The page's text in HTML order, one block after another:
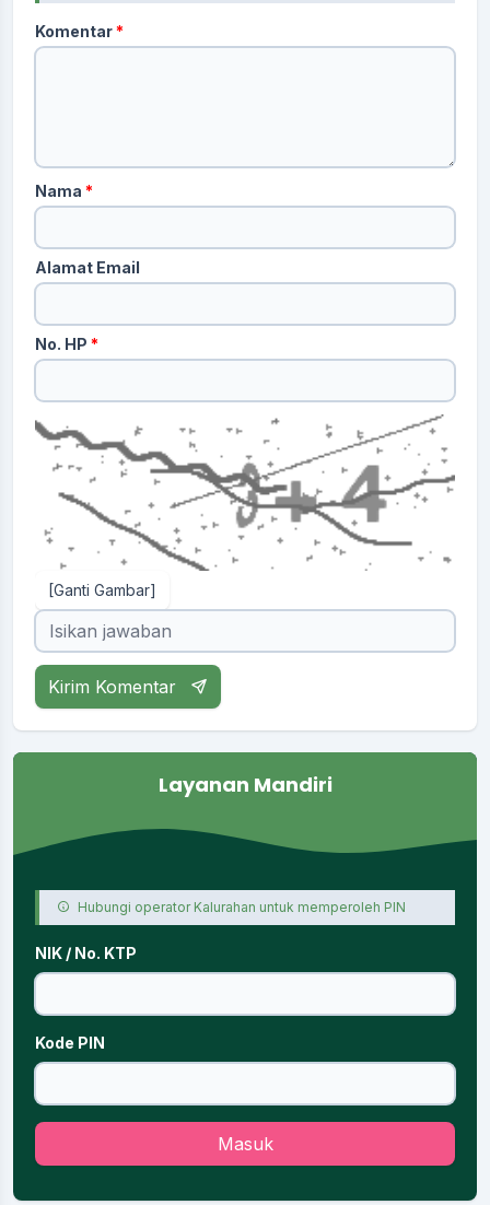
Komentar*
Nama *
Alamat Email
No. HP *
[Ganti Gambar]
Kirim Komentar
Layanan Mandiri
Hubungi operator Kalurahan untuk memperoleh PIN
NIK / No. KTP
Kode PIN
Masuk